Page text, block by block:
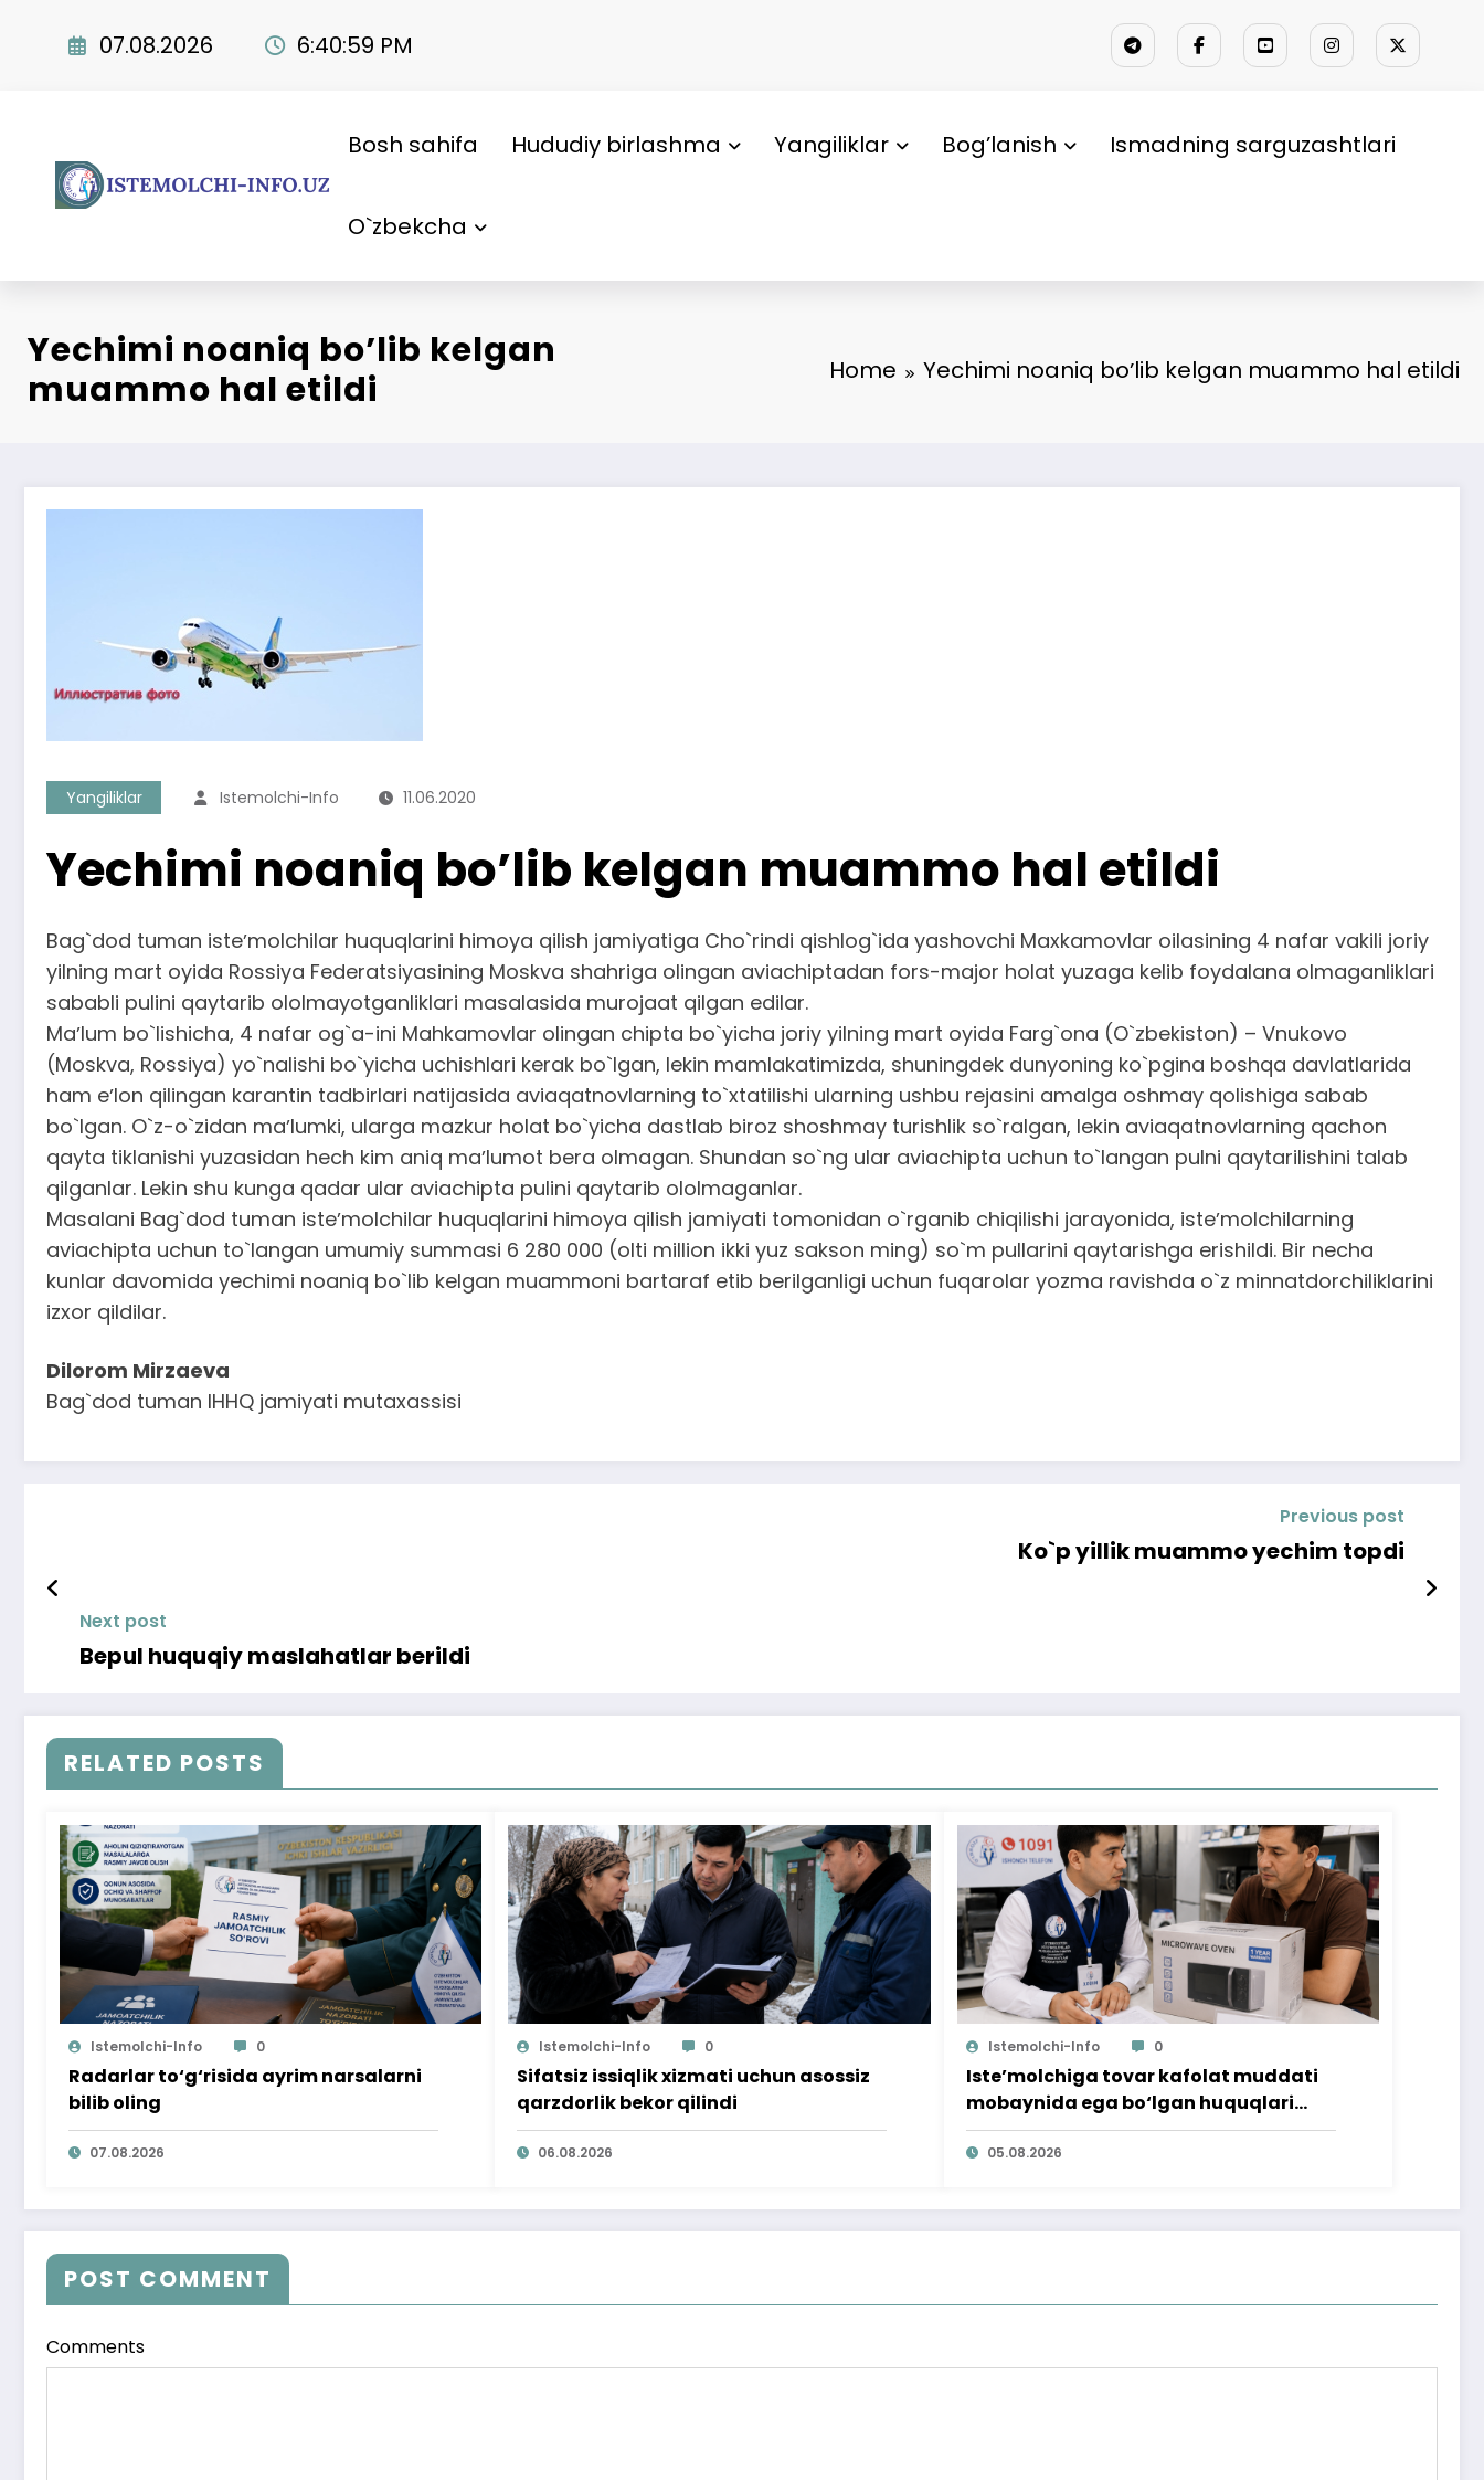
07.08.2026 6:41:00 PM
Bosh sahifa Hududiy birlashma Yangiliklar Bog’lanish Ismadning sarguzashtlari
O`zbekcha
Yechimi noaniq boʼlib kelgan
muammo hal etildi
Home Yechimi noaniq boʼlib kelgan muammo hal etildi
Yangiliklar Istemolchi-Info 11.06.2020
Yechimi noaniq boʼlib kelgan muammo hal etildi
Bag`dod tuman isteʼmolchilar huquqlarini himoya qilish jamiyatiga Cho`rindi qishlog`ida yashovchi Maxkamovlar oilasining 4 nafar vakili joriy
yilning mart oyida Rossiya Federatsiyasining Moskva shahriga olingan aviachiptadan fors-major holat yuzaga kelib foydalana olmaganliklari
sababli pulini qaytarib ololmayotganliklari masalasida murojaat qilgan edilar.
Maʼlum bo`lishicha, 4 nafar og`a-ini Mahkamovlar olingan chipta bo`yicha joriy yilning mart oyida Farg`ona (O`zbekiston) – Vnukovo
(Moskva, Rossiya) yo`nalishi bo`yicha uchishlari kerak bo`lgan, lekin mamlakatimizda, shuningdek dunyoning ko`pgina boshqa davlatlarida
ham eʼlon qilingan karantin tadbirlari natijasida aviaqatnovlarning to`xtatilishi ularning ushbu rejasini amalga oshmay qolishiga sabab
bo`lgan. O`z-o`zidan maʼlumki, ularga mazkur holat bo`yicha dastlab biroz shoshmay turishlik so`ralgan, lekin aviaqatnovlarning qachon
qayta tiklanishi yuzasidan hech kim aniq maʼlumot bera olmagan. Shundan so`ng ular aviachipta uchun to`langan pulni qaytarilishini talab
qilganlar. Lekin shu kunga qadar ular aviachipta pulini qaytarib ololmaganlar.
Masalani Bag`dod tuman isteʼmolchilar huquqlarini himoya qilish jamiyati tomonidan o`rganib chiqilishi jarayonida, isteʼmolchilarning
aviachipta uchun to`langan umumiy summasi 6 280 000 (olti million ikki yuz sakson ming) so`m pullarini qaytarishga erishildi. Bir necha
kunlar davomida yechimi noaniq bo`lib kelgan muammoni bartaraf etib berilganligi uchun fuqarolar yozma ravishda o`z minnatdorchiliklarini
izxor qildilar.
Dilorom Mirzaeva
Bag`dod tuman IHHQ jamiyati mutaxassisi
Previous post
Ko`p yillik muammo yechim topdi
Next post
Bepul huquqiy maslahatlar berildi
RELATED POSTS
Istemolchi-Info 0
Radarlar to‘g‘risida ayrim narsalarni
bilib oling
07.08.2026
Istemolchi-Info 0
Sifatsiz issiqlik xizmati uchun asossiz
qarzdorlik bekor qilindi
06.08.2026
Istemolchi-Info 0
Iste’molchiga tovar kafolat muddati
mobaynida ega bo‘lgan huquqlari
ta’minlab berildi
05.08.2026
POST COMMENT
Comments